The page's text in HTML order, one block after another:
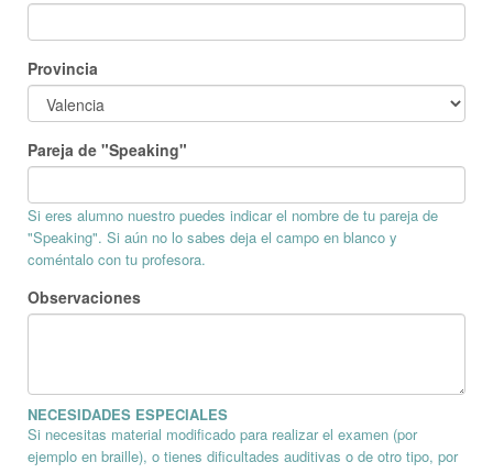
Provincia
Pareja de "Speaking"
Si eres alumno nuestro puedes indicar el nombre de tu pareja de
"Speaking". Si aún no lo sabes deja el campo en blanco y
coméntalo con tu profesora.
Observaciones
NECESIDADES ESPECIALES
Si necesitas material modificado para realizar el examen (por
ejemplo en braille), o tienes dificultades auditivas o de otro tipo, por